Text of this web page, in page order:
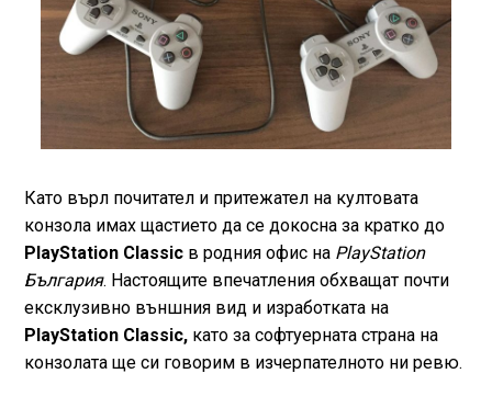
Като върл почитател и притежател на култовата
конзола имах щастието да се докосна за кратко до
PlayStation Classicв родния офис на PlayStation
България. Настоящите впечатления обхващат почти
ексклузивно външния вид и изработката на
PlayStation Classic,като за софтуерната страна на
конзолата ще си говорим в изчерпателното ни ревю.